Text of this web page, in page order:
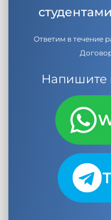
студентами
Ответим в течение
Напишите